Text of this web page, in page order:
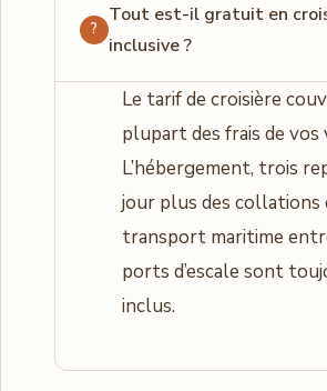
Tout est-il gratuit en
inclusive ?
Le tarif de croisière
plupart des frais de vos
L’hébergement, trois
jour plus des collations
transport maritime
ports d’escale sont
inclus.